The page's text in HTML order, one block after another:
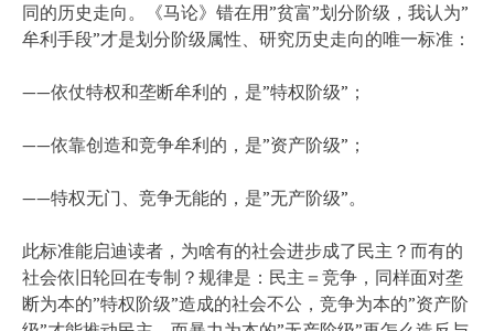
同的历史走向。《马论》错在用”贫富”划分阶级，我认为”
牟利手段”才是划分阶级属性、研究历史走向的唯一标准：
——依仗特权和垄断牟利的，是”特权阶级”；
——依靠创造和竞争牟利的，是”资产阶级”；
——特权无门、竞争无能的，是”无产阶级”。
此标准能启迪读者，为啥有的社会进步成了民主？而有的
社会依旧轮回在专制？规律是：民主＝竞争，同样面对垄
断为本的”特权阶级”造成的社会不公，竞争为本的”资产阶